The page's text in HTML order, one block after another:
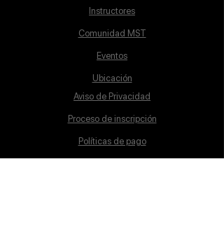
Instructores
Comunidad MST
Eventos
Ubicación
Aviso de Privacidad
Proceso de inscripción
Políticas de pago